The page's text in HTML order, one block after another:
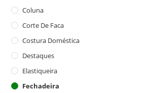
Coluna
Corte De Faca
Costura Doméstica
Destaques
Elastiqueira
Fechadeira